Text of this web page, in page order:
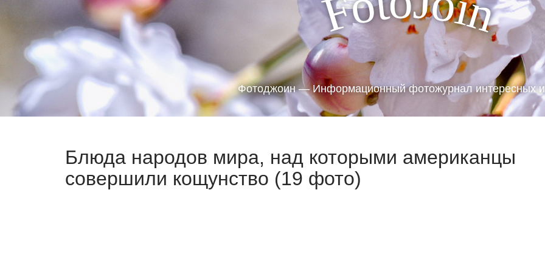
F n
Фотоджоин — Информационный фотожурнал интересных
Блюда народов мира, над которыми американцы
совершили кощунство (19 фото)